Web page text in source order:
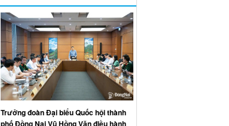
Trưởng đoàn Đại biểu Quốc hội thành
phố Đồng Nai Vũ Hồng Văn điều hành